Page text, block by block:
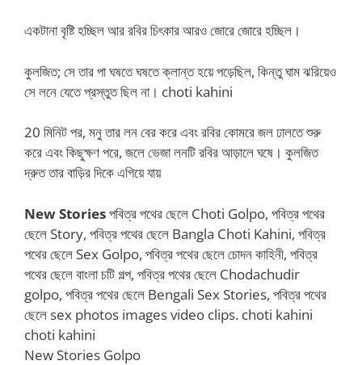
একটানা বৃষ্টি হচ্ছিল আর রবির চিৎকার আরও জোরে জোরে হচ্ছিল।
কুলজিত; সে তার পা ঘষতে ঘষতে ক্লান্ত হয়ে পড়েছিল, কিন্তু ঘাম ঝরিয়েও
সে লনে যেতে প্রস্তুত ছিল না। choti kahini
20 মিনিট পর, মনু তার লন বের করে এবং রবির কোমরে জল ঢালতে শুরু
করে এবং কিছুক্ষণ পরে, জলে ভেজা লনটি রবির আড়ালে ঘষে। কুলজিত
দ্রুত তার বাড়ির দিকে এগিয়ে যায়
New Storiesপবিত্র পথের ছেলে Choti Golpo, পবিত্র পথের
ছেলে Story, পবিত্র পথের ছেলে Bangla Choti Kahini, পবিত্র
পথের ছেলে Sex Golpo, পবিত্র পথের ছেলে চোদন কাহিনী, পবিত্র
পথের ছেলে বাংলা চটি গল্প, পবিত্র পথের ছেলে Chodachudir
golpo, পবিত্র পথের ছেলে Bengali Sex Stories, পবিত্র পথের
ছেলে sex photos images video clips. choti kahini
choti kahini
New Stories Golpo